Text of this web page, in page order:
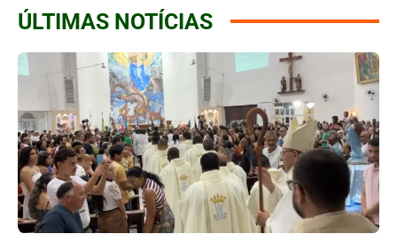
ÚLTIMAS NOTÍCIAS